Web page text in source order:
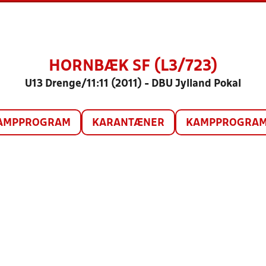
HORNBÆK SF (L3/723)
U13 Drenge/11:11 (2011) - DBU Jylland Pokal
KARANTÆNER